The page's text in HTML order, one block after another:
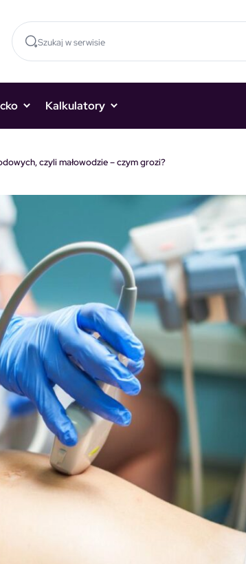
Kalkulatory
czyli małowodzie – czym grozi?